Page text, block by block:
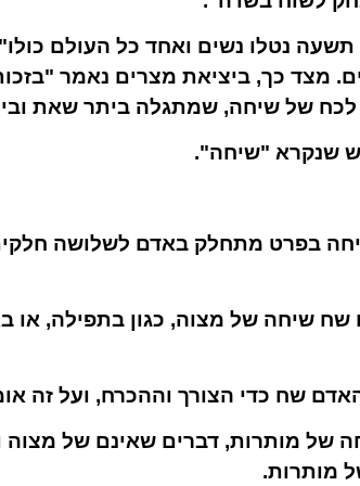
נטלו נשים ואחד כל העולם
מצד כך, ביציאת מצרים נאמר
לכח של שיחה, שמתגלה ביתר שאת
שנקרא "שיחה".
בפרט מתחלק באדם לשלושה
שיחה של מצוה, כגון בתפילה, או
שח כדי הצורך וההכרח, ועל זה
של מותרות, דברים שאינם של מצוה
מותרות.